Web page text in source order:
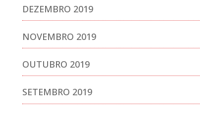
DEZEMBRO 2019
NOVEMBRO 2019
OUTUBRO 2019
SETEMBRO 2019